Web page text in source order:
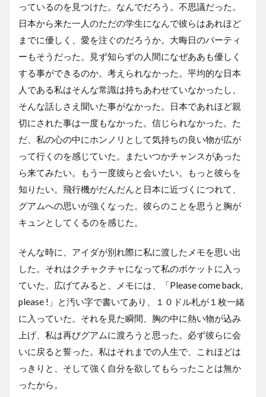
っているのを見つけた。なんでだろう。不思議だった。
日本から来た一人のただの学生になんで彼らはあれほど
までに優しく、愛を注ぐのだろうか。大晦日のパーティ
ーもそうだった。見ず知らずの人間になぜああも優しく
する事ができるのか。考えられなかった。平均的な日本
人である私はそんな常識は持ちあわせていなかったし、
そんな話しさえ聞いた事がなかった。日本であれほど親
切にされた事は一度もなかった。信じられなかった。た
だ、私の心の中にホンノリとして気持ちの良い物が広が
って行くのを感じていた。またいつかチャンスがあった
ら来てみたい。もう一度彼らと会いたい。もっと彼らを
知りたい。飛行機がだんだんと日本に近づくにつれて、
グアムへの思いが強くなった。彼らのことを思うと胸が
キュンとしてくるのを感じた。
そんな時に、アイダが別れ際に私に渡したメモを思い出
した。それはクチャクチャになって私のポケットに入っ
ていた。広げてみると、メモには、「Please come back,
please !」と汚い字で書いてあり、１０ドル札が１枚一緒
に入っていた。それを見た瞬間、胸の中に熱い物が込み
上げ、私は再びグアムに渡ろうと思った。必ず彼らに会
いに戻ると誓った。私はそれまでの人生で、これほどは
っきりと、そして強く自分を欲してもらったことは無か
ったから。